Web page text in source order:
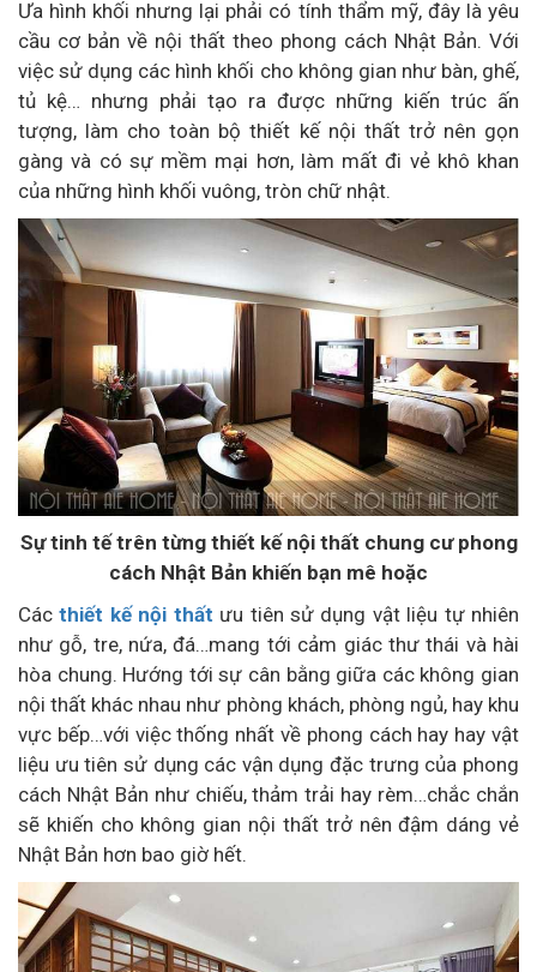
Ưa hình khối nhưng lại phải có tính thẩm mỹ, đây là yêu
cầu cơ bản về nội thất theo phong cách Nhật Bản. Với
việc sử dụng các hình khối cho không gian như bàn, ghế,
tủ kệ… nhưng phải tạo ra được những kiến trúc ấn
tượng, làm cho toàn bộ thiết kế nội thất trở nên gọn
gàng và có sự mềm mại hơn, làm mất đi vẻ khô khan
của những hình khối vuông, tròn chữ nhật.
Sự tinh tế trên từng thiết kế nội thất chung cư phong
cách Nhật Bản khiến bạn mê hoặc
Cácthiết kế nội thất ưu tiên sử dụng vật liệu tự nhiên
như gỗ, tre, nứa, đá…mang tới cảm giác thư thái và hài
hòa chung. Hướng tới sự cân bằng giữa các không gian
nội thất khác nhau như phòng khách, phòng ngủ, hay khu
vực bếp…với việc thống nhất về phong cách hay hay vật
liệu ưu tiên sử dụng các vận dụng đặc trưng của phong
cách Nhật Bản như chiếu, thảm trải hay rèm…chắc chắn
sẽ khiến cho không gian nội thất trở nên đậm dáng vẻ
Nhật Bản hơn bao giờ hết.